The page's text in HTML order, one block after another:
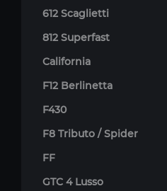
612 Scaglietti
812 Superfast
California
F12 Berlinetta
F430
F8 Tributo / Spider
FF
GTC 4 Lusso